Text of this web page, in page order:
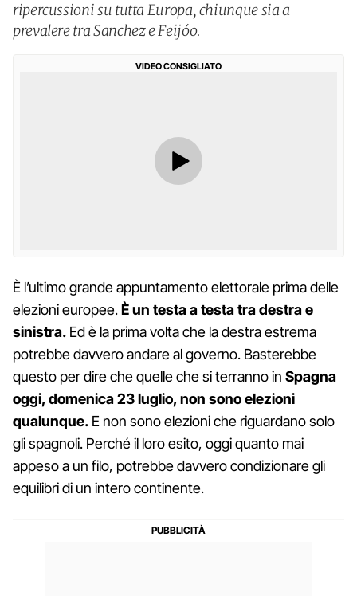
ripercussioni su tutta Europa, chiunque sia a
prevalere tra Sanchez e Feijóo.
VIDEO CONSIGLIATO
È l’ultimo grande appuntamento elettorale prima delle
elezioni europee.È un testa a testa tra destra e
sinistra. Ed è la prima volta che la destra estrema
potrebbe davvero andare al governo. Basterebbe
questo per dire che quelle che si terranno in Spagna
oggi, domenica 23 luglio, non sono elezioni
qualunque. E non sono elezioni che riguardano solo
gli spagnoli. Perché il loro esito, oggi quanto mai
appeso a un filo, potrebbe davvero condizionare gli
equilibri di un intero continente.